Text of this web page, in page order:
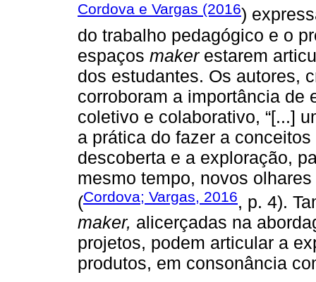
Cordova e Vargas (2016)
do trabalho pedagógico e o
espaços makerestarem
dos estudantes. Os autores,
corroboram a importância de
coletivo e colaborativo, “[...]
a prática do fazer a
descoberta e a exploração,
mesmo tempo, novos
(Cordova; Vargas, 2016, p. 4).
maker, alicerçadas na
projetos, podem articular a
produtos, em consonância